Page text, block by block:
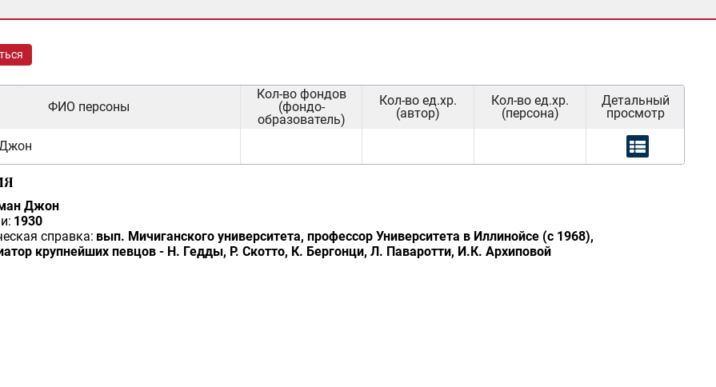
ФИО персоны
Кол-во фондов
(фондо-
образователь)
Кол-во ед.хр.
(автор)
Кол-во ед.хр.
(персона)
Детальный
просмотр
Джон
1930
справка: вып. Мичиганского университета, профессор Университета в Иллинойсе (с 1968),
крупнейших певцов - Н. Гедды, Р. Скотто, К. Бергонци, Л. Паваротти, И.К. Архиповой